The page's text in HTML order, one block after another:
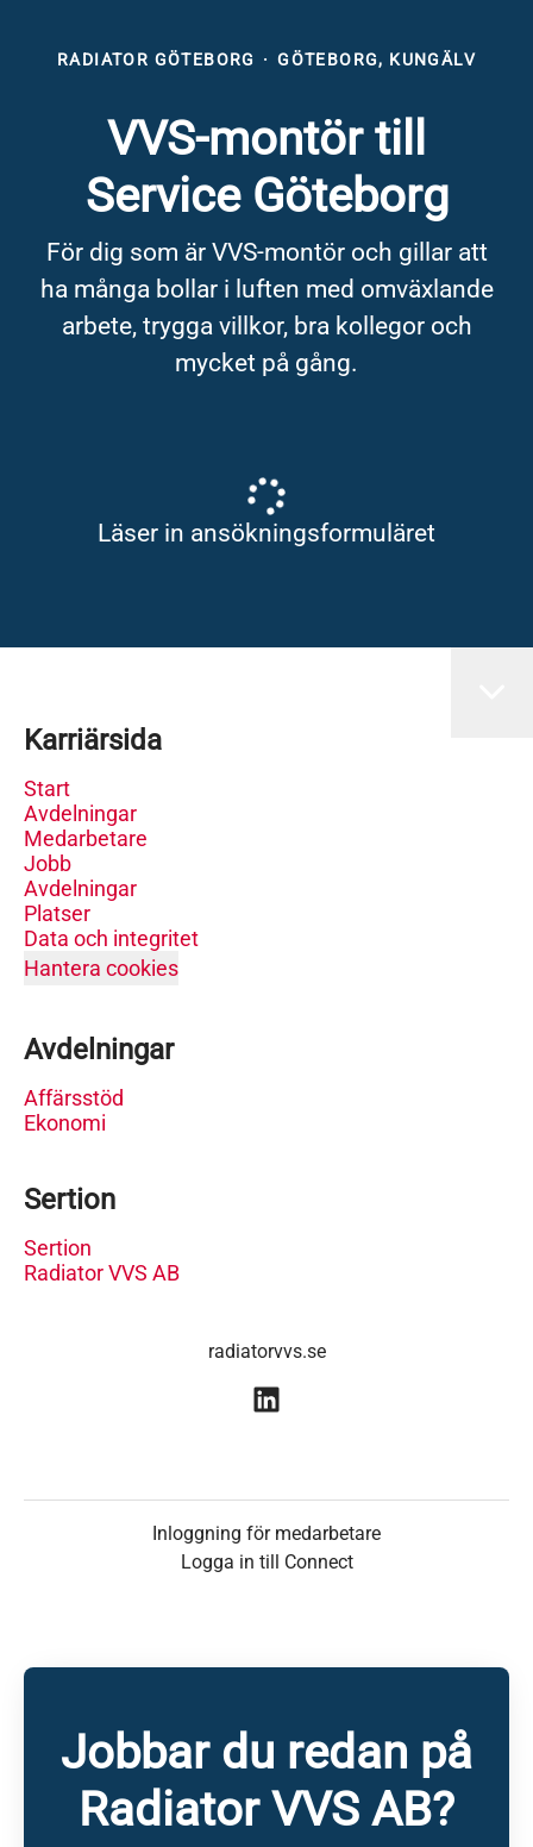
RADIATOR GÖTEBORG · GÖTEBORG, KUNGÄLV
VVS-montör till
Service Göteborg
För dig som är VVS-montör och gillar att
ha många bollar i luften med omväxlande
arbete, trygga villkor, bra kollegor och
mycket på gång.
Läser in ansökningsformuläret
Karriärsida
Start
Avdelningar
Medarbetare
Jobb
Avdelningar
Platser
Data och integritet
Hantera cookies
Avdelningar
Affärsstöd
Ekonomi
Sertion
Sertion
Radiator VVS AB
radiatorvvs.se
Inloggning för medarbetare
Logga in till Connect
Jobbar du redan på
Radiator VVS AB?